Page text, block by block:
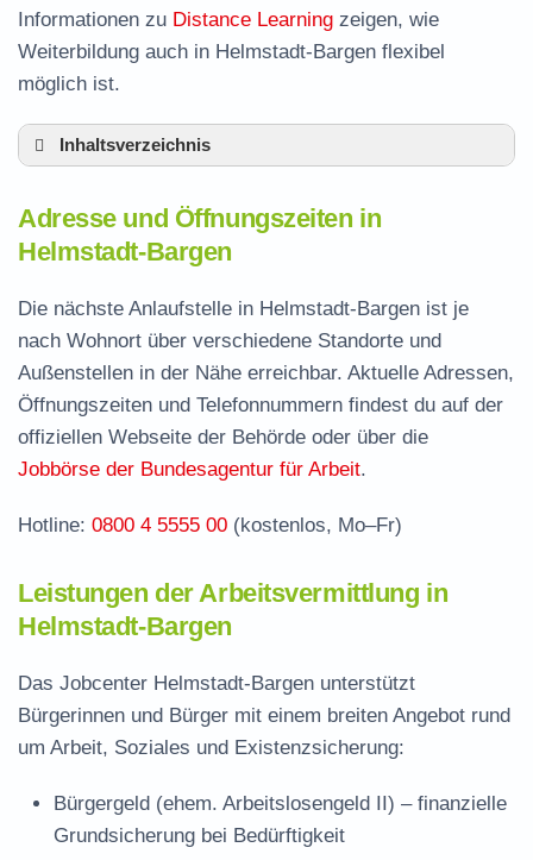
Informationen zu Distance Learning zeigen, wie
Weiterbildung auch in Helmstadt-Bargen flexibel
möglich ist.
Inhaltsverzeichnis
Bargen
Leistungen der Arbeitsvermittlung in
Helmstadt-Bargen
Termin vereinbaren und Bürgergeld beantragen
Jobcenter Rhein-Neckar-Kreis – zuständige
Stelle
Stellenangebote und Jobbörse in Helmstadt-
Häufige Fragen rund ums Jobcenter
Adresse und Öffnungszeiten in
Helmstadt-Bargen
Die nächste Anlaufstelle in Helmstadt-Bargen ist je
nach Wohnort über verschiedene Standorte und
Außenstellen in der Nähe erreichbar. Aktuelle Adressen,
Öffnungszeiten und Telefonnummern findest du auf der
offiziellen Webseite der Behörde oder über die
Jobbörse der Bundesagentur für Arbeit.
Hotline: 0800 4 5555 00 (kostenlos, Mo–Fr)
Leistungen der Arbeitsvermittlung in
Helmstadt-Bargen
Das Jobcenter Helmstadt-Bargen unterstützt
Bürgerinnen und Bürger mit einem breiten Angebot rund
um Arbeit, Soziales und Existenzsicherung:
Bürgergeld (ehem. Arbeitslosengeld II) – finanzielle
Grundsicherung bei Bedürftigkeit